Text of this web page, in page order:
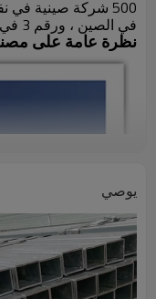
في الصين ، ورقم 3 في أفضل 100 شركة خاصة في تيانجين.
نظرة عامة على
يوصي